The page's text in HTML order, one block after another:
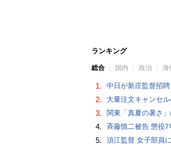
ランキング
総合 国内 政治 海
1. 中日が新庄監督招
2. 大量注文キャンセ
3. 関東「真夏の暑さ
4. 斉藤慎二被告 懲役7
5. 須江監督 女子部員